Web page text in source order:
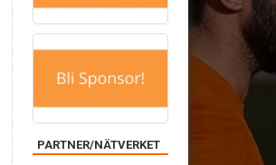
PARTNER/NÄTVERKET